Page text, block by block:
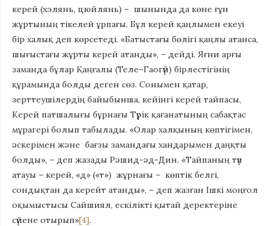
керей (хэлянь, цюйлянь) – шынында да көне ғұн
жұртының тікелей ұрпағы. Бұл керей қаңлымен екеуі
бір халық деп көрсетеді. «Батыстағы бөлігі қаңлы атанса,
шығыстағы жұрты керей атанды», – дейді. Яғни арғы
заманда бұлар Қаңғалы (Теле–Гаогүй) бірлестігінің
құрамында болды деген сөз. Сонымен қатар,
зерттеушілердің байыбынша, кейінгі керей тайпасы,
Керей патшалығы бұрнағы Түрік қағанатының сабақтас
мұрагері болып табылады. «Олар халқының көптігімен,
әскерімен және бағзы замандағы хандарымен даңқты
болды», – деп жазады Рәшид-әд-Дин. «Тайпаның түп
атауы – керей, «д» («т») жұрнағы – көптік белгі,
сондықтан да керейт атанды», – деп жазған Ішкі моңғол
оқымыстысы Сайшиял, ескілікті қытай деректеріне
сүйене отырып»[4].